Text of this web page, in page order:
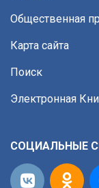
Общественная
Карта сайта
Поиск
Электронная
СОЦИАЛЬНЫЕ